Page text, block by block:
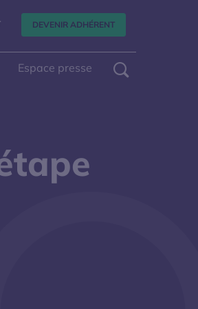
DEVENIR ADHÉRENT
Espace presse OUVRIR
Que recherchez-vous ?
Rechercher